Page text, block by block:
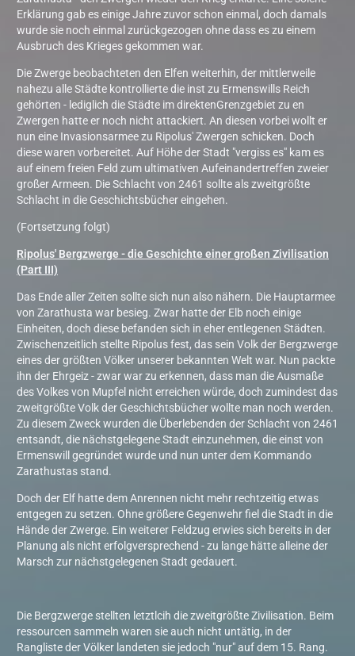
Erklärung gab es einige Jahre zuvor schon einmal, doch damals
wurde sie noch einmal zurückgezogen ohne dass es zu einem
Ausbruch des Krieges gekommen war.
Die Zwerge beobachteten den Elfen weiterhin, der mittlerweile
nahezu alle Städte kontrollierte die inst zu Ermenswills Reich
gehörten - lediglich die Städte im direktenGrenzgebiet zu en
Zwergen hatte er noch nicht attackiert. An diesen vorbei wollt er
nun eine Invasionsarmee zu Ripolus' Zwergen schicken. Doch
diese waren vorbereitet. Auf Höhe der Stadt "vergiss es" kam es
auf einem freien Feld zum ultimativen Aufeinandertreffen zweier
großer Armeen. Die Schlacht von 2461 sollte als zweitgrößte
Schlacht in die Geschichtsbücher eingehen.
(Fortsetzung folgt)
Ripolus' Bergzwerge - die Geschichte einer großen Zivilisation
(Part III)
Das Ende aller Zeiten sollte sich nun also nähern. Die Hauptarmee
von Zarathusta war besieg. Zwar hatte der Elb noch einige
Einheiten, doch diese befanden sich in eher entlegenen Städten.
Zwischenzeitlich stellte Ripolus fest, das sein Volk der Bergzwerge
eines der größten Völker unserer bekannten Welt war. Nun packte
ihn der Ehrgeiz - zwar war zu erkennen, dass man die Ausmaße
des Volkes von Mupfel nicht erreichen würde, doch zumindest das
zweitgrößte Volk der Geschichtsbücher wollte man noch werden.
Zu diesem Zweck wurden die Überlebenden der Schlacht von 2461
entsandt, die nächstgelegene Stadt einzunehmen, die einst von
Ermenswill gegründet wurde und nun unter dem Kommando
Zarathustas stand.
Doch der Elf hatte dem Anrennen nicht mehr rechtzeitig etwas
entgegen zu setzen. Ohne größere Gegenwehr fiel die Stadt in die
Hände der Zwerge. Ein weiterer Feldzug erwies sich bereits in der
Planung als nicht erfolgversprechend - zu lange hätte alleine der
Marsch zur nächstgelegenen Stadt gedauert.
Die Bergzwerge stellten letztlcih die zweitgrößte Zivilisation. Beim
ressourcen sammeln waren sie auch nicht untätig, in der
Rangliste der Völker landeten sie jedoch "nur" auf dem 15. Rang.